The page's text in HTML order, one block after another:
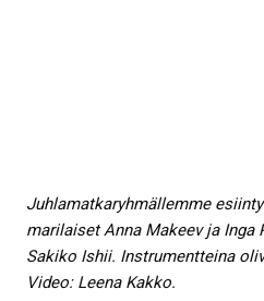
Juhlamatkaryhmällemme
marilaiset Anna Makeev ja Inga
Sakiko Ishii. Instrumentteina
Video: Leena Kakko.